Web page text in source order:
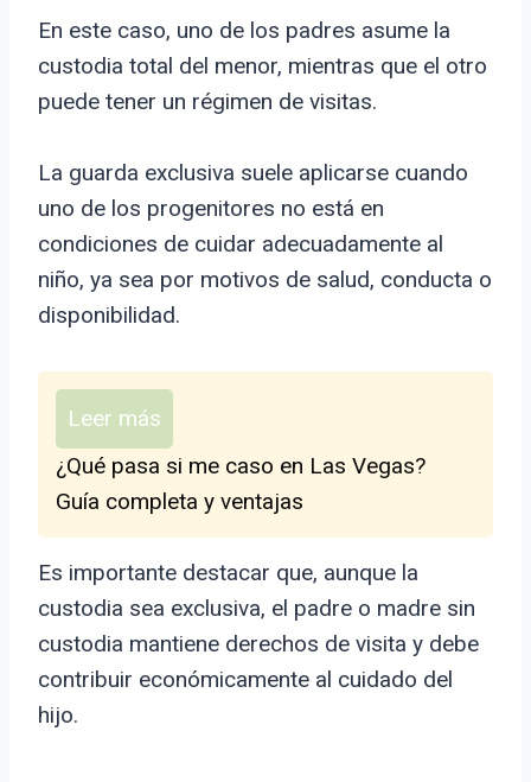
En este caso, uno de los padres asume la
custodia total del menor, mientras que el otro
puede tener un régimen de visitas.
La guarda exclusiva suele aplicarse cuando
uno de los progenitores no está en
condiciones de cuidar adecuadamente al
niño, ya sea por motivos de salud, conducta o
disponibilidad.
Leer más
¿Qué pasa si me caso en Las Vegas?
Guía completa y ventajas
Es importante destacar que, aunque la
custodia sea exclusiva, el padre o madre sin
custodia mantiene derechos de visita y debe
contribuir económicamente al cuidado del
hijo.